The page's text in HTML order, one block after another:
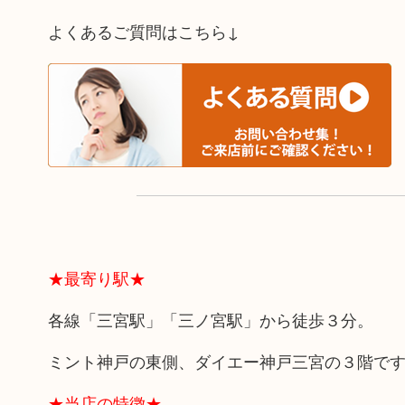
よくあるご質問はこちら↓
★最寄り駅★
各線「三宮駅」「三ノ宮駅」から徒歩３分。
ミント神戸の東側、ダイエー神戸三宮の３階で